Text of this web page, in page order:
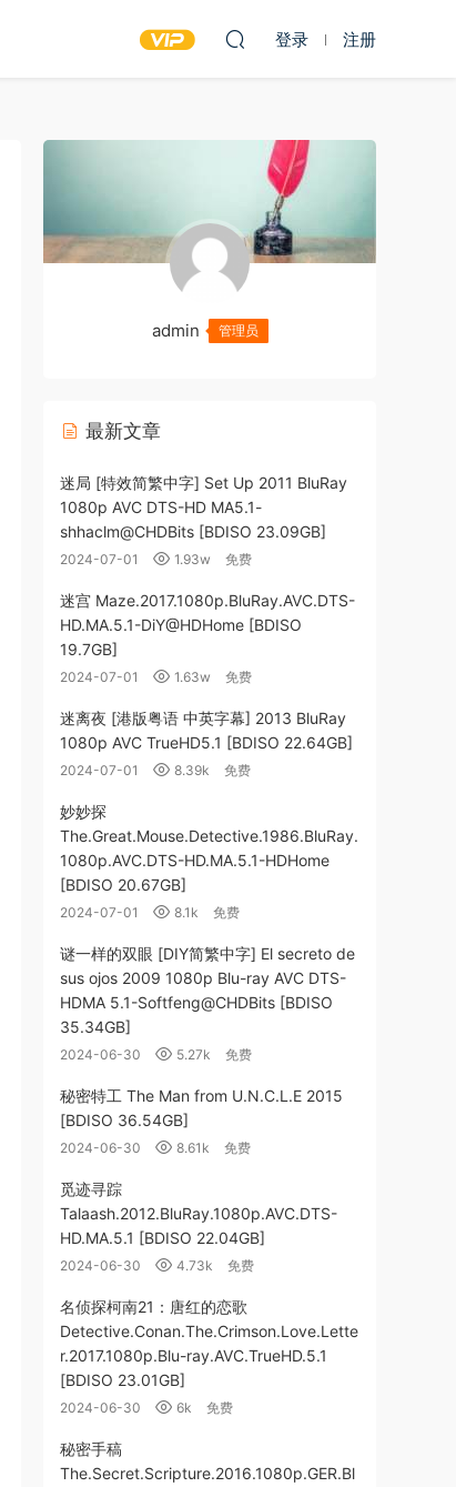
登录 注册
admin 管理员
最新文章
迷局 [特效简繁中字] Set Up 2011 BluRay
1080p AVC DTS-HD MA5.1-
shhaclm@CHDBits [BDISO 23.09GB]
2024-07-01 1.93w 免费
迷宫 Maze.2017.1080p.BluRay.AVC.DTS-
HD.MA.5.1-DiY@HDHome [BDISO
19.7GB]
2024-07-01 1.63w 免费
迷离夜 [港版粤语 中英字幕] 2013 BluRay
1080p AVC TrueHD5.1 [BDISO 22.64GB]
2024-07-01 8.39k 免费
妙妙探
The.Great.Mouse.Detective.1986.BluRay.
1080p.AVC.DTS-HD.MA.5.1-HDHome
[BDISO 20.67GB]
2024-07-01 8.1k 免费
谜一样的双眼 [DIY简繁中字] El secreto de
sus ojos 2009 1080p Blu-ray AVC DTS-
HDMA 5.1-Softfeng@CHDBits [BDISO
35.34GB]
2024-06-30 5.27k 免费
秘密特工 The Man from U.N.C.L.E 2015
[BDISO 36.54GB]
2024-06-30 8.61k 免费
觅迹寻踪
Talaash.2012.BluRay.1080p.AVC.DTS-
HD.MA.5.1 [BDISO 22.04GB]
2024-06-30 4.73k 免费
名侦探柯南21：唐红的恋歌
Detective.Conan.The.Crimson.Love.Lette
r.2017.1080p.Blu-ray.AVC.TrueHD.5.1
[BDISO 23.01GB]
2024-06-30 6k 免费
秘密手稿
The.Secret.Scripture.2016.1080p.GER.Bl